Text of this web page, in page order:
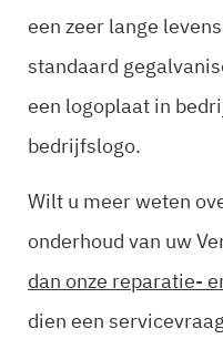
een zeer lange
standaard
een logoplaat in
bedrijfslogo.
Wilt u meer weten
onderhoud van uw
dan onze reparatie-
dien een